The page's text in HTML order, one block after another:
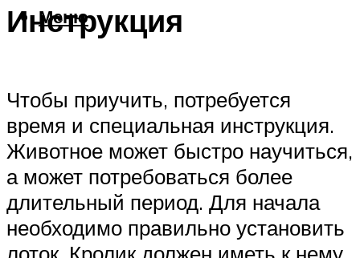
Меню
Инструкция
Чтобы приучить, потребуется
время и специальная инструкция.
Животное может быстро научиться,
а может потребоваться более
длительный период. Для начала
необходимо правильно установить